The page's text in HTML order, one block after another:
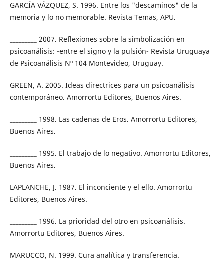
GARCÍA VÁZQUEZ, S. 1996. Entre los "descaminos" de la
memoria y lo no memorable. Revista Temas, APU.
_________ 2007. Reflexiones sobre la simbolización en
psicoanálisis: -entre el signo y la pulsión- Revista Uruguaya
de Psicoanálisis Nº 104 Montevideo, Uruguay.
GREEN, A. 2005. Ideas directrices para un psicoanálisis
contemporáneo. Amorrortu Editores, Buenos Aires.
_________ 1998. Las cadenas de Eros. Amorrortu Editores,
Buenos Aires.
_________ 1995. El trabajo de lo negativo. Amorrortu Editores,
Buenos Aires.
LAPLANCHE, J. 1987. El inconciente y el ello. Amorrortu
Editores, Buenos Aires.
_________ 1996. La prioridad del otro en psicoanálisis.
Amorrortu Editores, Buenos Aires.
MARUCCO, N. 1999. Cura analítica y transferencia.